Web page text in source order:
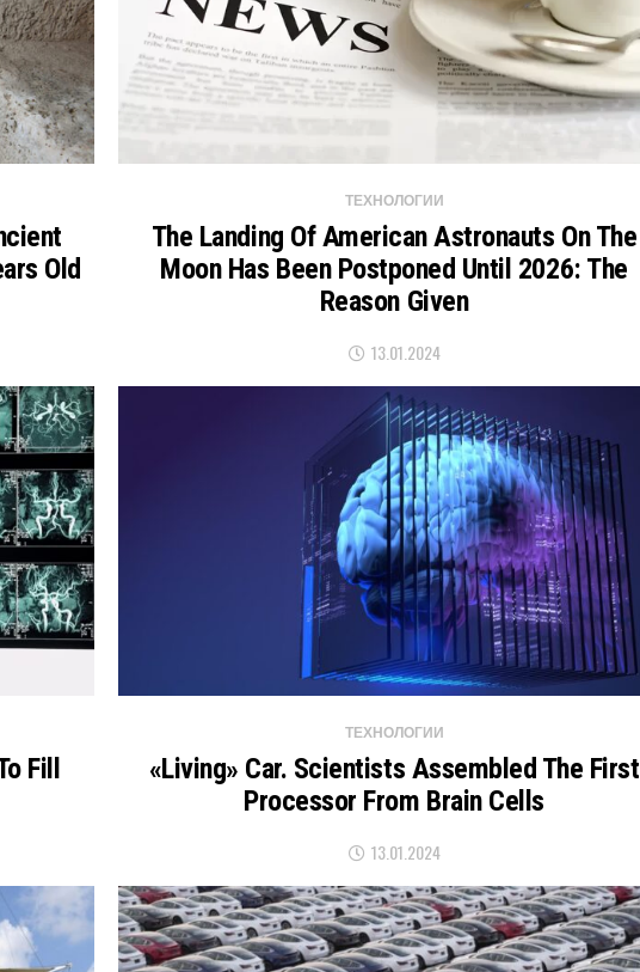
Old
ТЕХНОЛОГИИ
The Landing Of American Astronauts On The
Moon Has Been Postponed Until 2026: The
Reason Given
13.01.2024
Fill
ТЕХНОЛОГИИ
«Living» Car. Scientists Assembled The First
Processor From Brain Cells
13.01.2024